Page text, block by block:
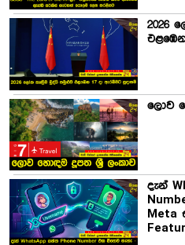
2026
ලොව
දැන්
Meta